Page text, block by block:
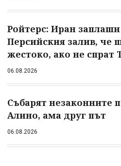
Ройтерс: Иран
Персийския залив, че
жестоко, ако не спрат
06.08.2026
Събарят незаконните
Алино, ама друг път
06.08.2026